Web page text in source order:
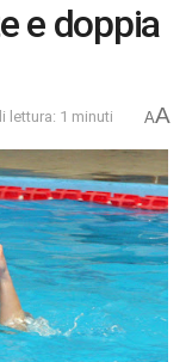
e doppia
lettura: 1 minuti AA